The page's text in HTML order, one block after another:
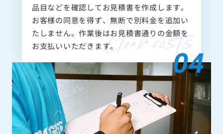
品目などを確認してお見積書を作成します。
お客様の同意を得ず、無断で別料金を追加い
たしません。作業後はお見積書通りの金額を
お支払いいただきます。